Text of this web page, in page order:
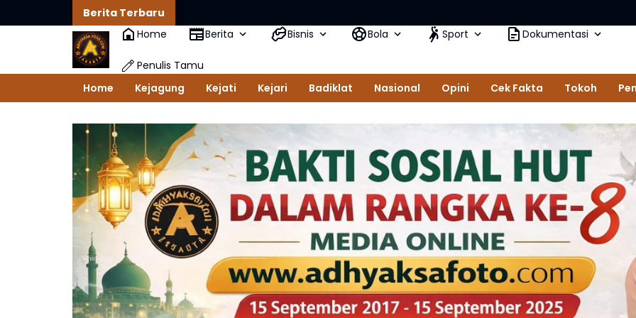
Berita Terbaru
Home
Berita Bisnis Bola Sport Dokumentasi
Penulis Tamu
Home
Kejagung Kejati Kejari Badiklat Nasional Opini Cek Fakta Tokoh